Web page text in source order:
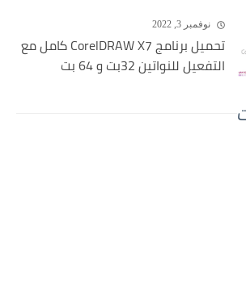
نوفمبر 3, 2022
تحميل برنامج CorelDRAW X7 كامل مع
التفعيل للنواتين 32بت و 64 بت